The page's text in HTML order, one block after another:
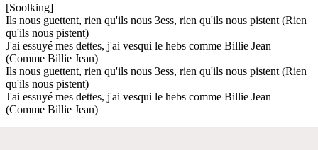
[Soolking]
Ils nous guettent, rien qu'ils nous 3ess, rien qu'ils nous pistent (Rien
qu'ils nous pistent)
J'ai essuyé mes dettes, j'ai vesqui le hebs comme Billie Jean
(Comme Billie Jean)
Ils nous guettent, rien qu'ils nous 3ess, rien qu'ils nous pistent (Rien
qu'ils nous pistent)
J'ai essuyé mes dettes, j'ai vesqui le hebs comme Billie Jean
(Comme Billie Jean)